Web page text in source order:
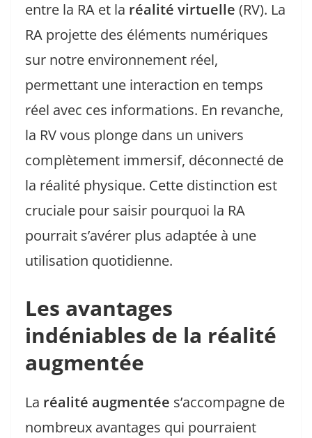
entre la RA et la réalité virtuelle (RV). La
RA projette des éléments numériques
sur notre environnement réel,
permettant une interaction en temps
réel avec ces informations. En revanche,
la RV vous plonge dans un univers
complètement immersif, déconnecté de
la réalité physique. Cette distinction est
cruciale pour saisir pourquoi la RA
pourrait s’avérer plus adaptée à une
utilisation quotidienne.
Les avantages
indéniables de la réalité
augmentée
La réalité augmentée s’accompagne de
nombreux avantages qui pourraient